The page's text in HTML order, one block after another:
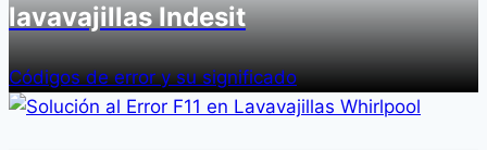
lavavajillas Indesit
Códigos de error y su significado